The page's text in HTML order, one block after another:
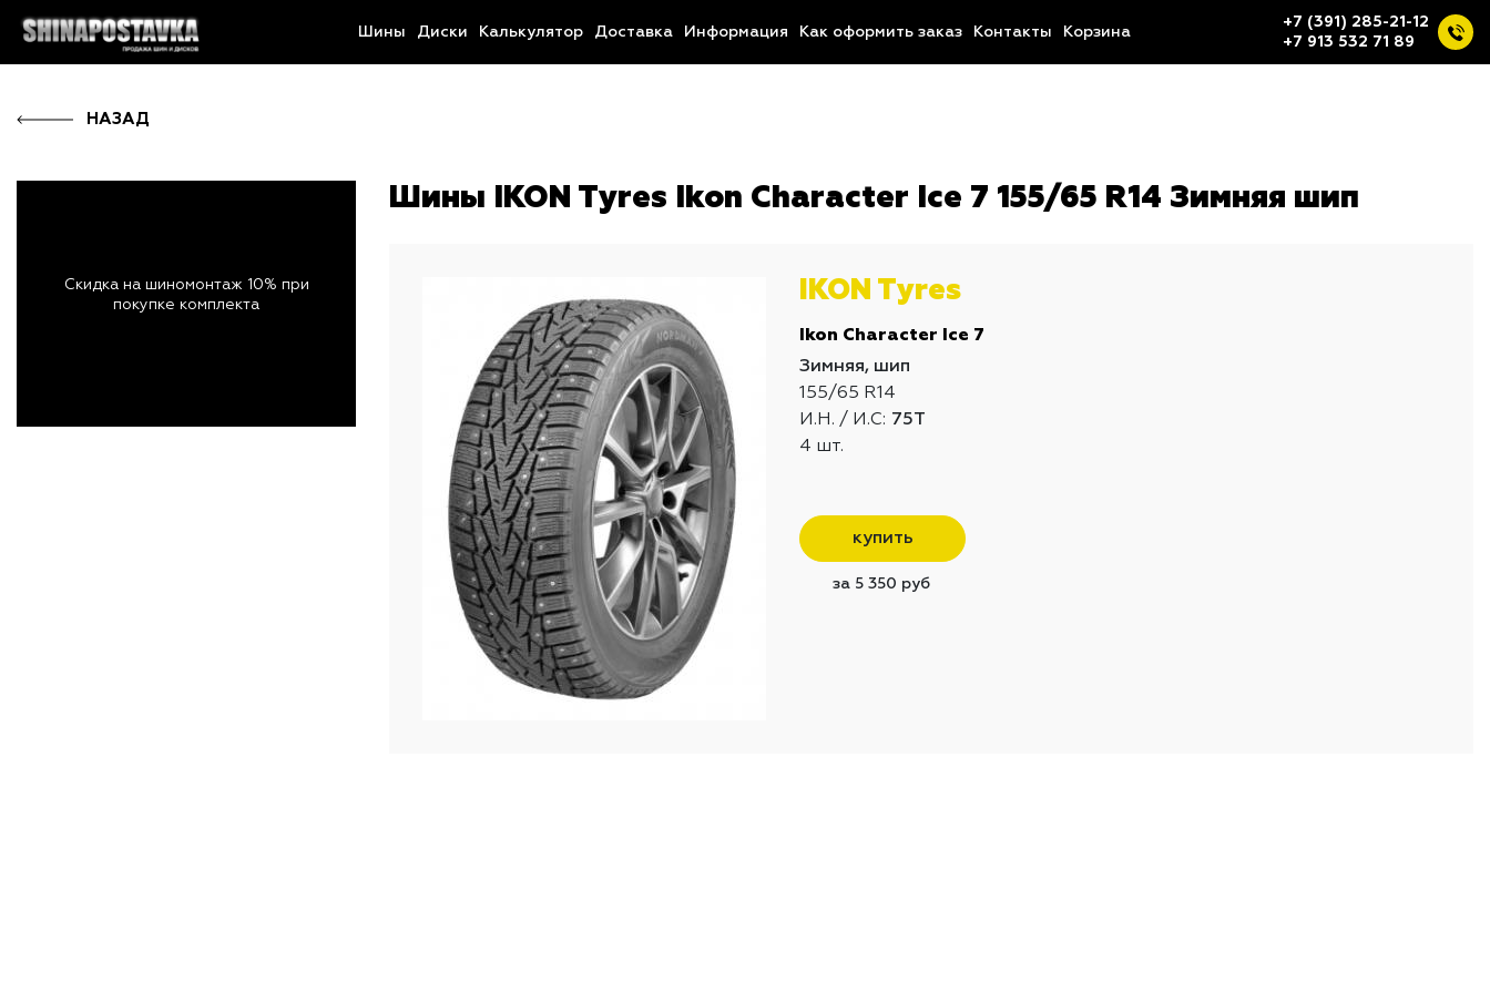
Шины Диски Калькулятор Доставка Информация Как оформить заказ Контакты Корзина
+7 (391) 285-21-12
+7 913 532 71 89
НАЗАД
Шины IKON Tyres Ikon Character Ice 7 155/65 R14 Зимняя шип
IKON Tyres
Ikon Character Ice 7
Зимняя, шип
155/65 R14
И.Н. / И.С: 75T
4 шт.
купить
за 5 350 руб
Скидка на шиномонтаж 10% при
покупке комплекта